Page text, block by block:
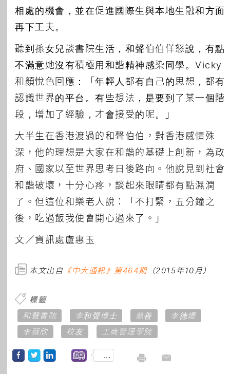
相處的機會，並在促進國際生與本地生融和方面
再下工夫。
聽到孫女兒談書院生活，和聲伯伯佯怒說，有點
不滿意她沒有積極用和諧精神感染同學。Vicky
和顏悅色回應：「年輕人都有自己的思想，都有
認識世界的平台。有些想法，是要到了某一個階
段，增加了經驗，才會接受的呢。」
大半生在香港渡過的和聲伯伯，對香港感情殊
深，他的理想是大家在和諧的基礎上創新，為政
府、國家以至世界思考日後路向。他說見到社會
和諧破壞，十分心疼，談起來眼睛都有點濕潤
了。但這位和樂老人說：「不打緊，五分鐘之
後，吃過飯我便會開心過來了。」
文／資訊處盧惠玉
本文出自 《中大通訊》第464期（2015年10月）
標籤
和聲書院
李和聲博士 慈善
李德媞
李薇欣
校友 工商管理學院
...